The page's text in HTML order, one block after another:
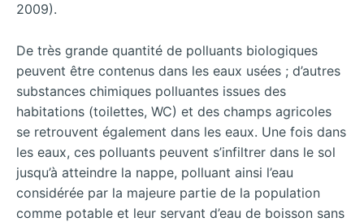
2009).
De très grande quantité de polluants biologiques
peuvent être contenus dans les eaux usées ; d’autres
substances chimiques polluantes issues des
habitations (toilettes, WC) et des champs agricoles
se retrouvent également dans les eaux. Une fois dans
les eaux, ces polluants peuvent s’infiltrer dans le sol
jusqu’à atteindre la nappe, polluant ainsi l’eau
considérée par la majeure partie de la population
comme potable et leur servant d’eau de boisson sans